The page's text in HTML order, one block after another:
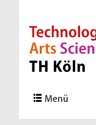
Direkt zur
Direkt zur
Direkt zum Inhalt
Direkt zum
Menü